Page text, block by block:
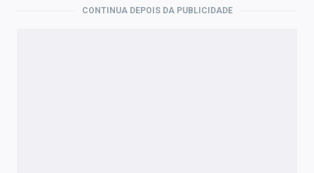
CONTINUA DEPOIS DA PUBLICIDADE